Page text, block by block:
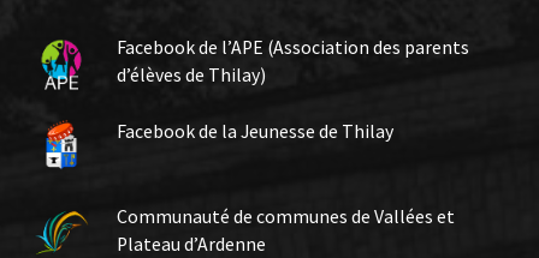
Facebook de l’APE (Association des parents
d’élèves de Thilay)
Facebook de la Jeunesse de Thilay
Communauté de communes de Vallées et
Plateau d’Ardenne